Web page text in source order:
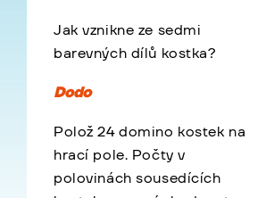
Jak vznikne ze sedmi
barevných dílů kostka?
Dodo
Polož 24 domino kostek na
hrací pole. Počty v
polovinách sousedících